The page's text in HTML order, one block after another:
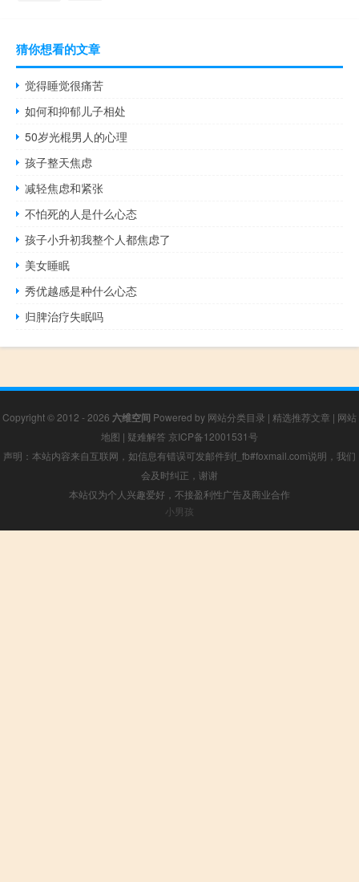
猜你想看的文章
觉得睡觉很痛苦
如何和抑郁儿子相处
50岁光棍男人的心理
孩子整天焦虑
减轻焦虑和紧张
不怕死的人是什么心态
孩子小升初我整个人都焦虑了
美女睡眠
秀优越感是种什么心态
归脾治疗失眠吗
Copyright © 2012 - 2026 六维空间 Powered by 网站分类目录 | 精选推荐文章 | 网站
地图 | 疑难解答 京ICP备12001531号
声明：本站内容来自互联网，如信息有错误可发邮件到f_fb#foxmail.com说明，我们
会及时纠正，谢谢
本站仅为个人兴趣爱好，不接盈利性广告及商业合作
小男孩